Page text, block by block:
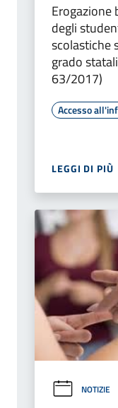
Erogazione
degli
scolastiche
grado
63/2017)
Accesso
LEGGI DI PIÙ
NOTIZIE